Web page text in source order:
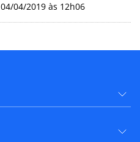
04/04/2019 às 12h06